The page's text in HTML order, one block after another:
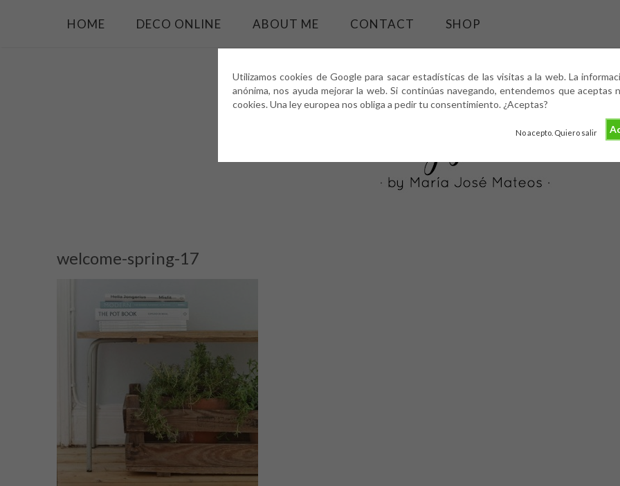
Utilizamos cookies de Google para sacar estadísticas de las visitas a la web. La
anónima, nos ayuda mejorar la web. Si continúas navegando, entendemos que aceptas
cookies. Una ley europea nos obliga a pedir tu consentimiento. ¿Aceptas?
No acepto. Quiero salir
HOME DECO ONLINE ABOUT ME CONTACT SHOP
welcome-spring-17